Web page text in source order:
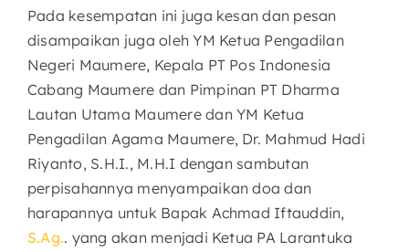
Pada kesempatan ini juga kesan dan pesan
disampaikan juga oleh YM Ketua Pengadilan
Negeri Maumere, Kepala PT Pos Indonesia
Cabang Maumere dan Pimpinan PT Dharma
Lautan Utama Maumere dan YM Ketua
Pengadilan Agama Maumere, Dr. Mahmud Hadi
Riyanto, S.H.I., M.H.I dengan sambutan
perpisahannya menyampaikan doa dan
harapannya untuk Bapak Achmad Iftauddin,
S.Ag.. yang akan menjadi Ketua PA Larantuka